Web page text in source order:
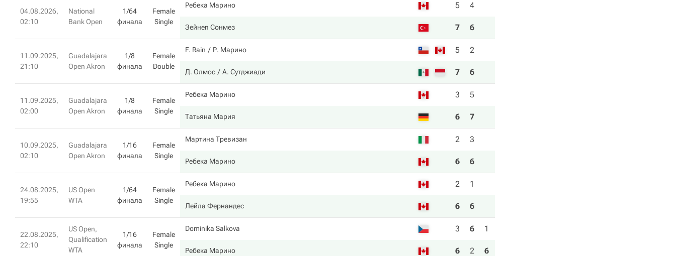
04.08.2026,
02:10
National
Bank Open
1/64
финала
Female
Single
Ребека Марино 5 4
Зейнеп Сонмез 7 6
11.09.2025,
21:10
Guadalajara
Open Akron
1/8
финала
Female
Double
F. Rain Р. Марино 5 2
Д. Олмос А. Сутджиади 7 6
11.09.2025,
02:00
Guadalajara
Open Akron
1/8
финала
Female
Single
Ребека Марино 3 5
Татьяна Мария 6 7
10.09.2025,
02:10
Guadalajara
Open Akron
1/16
финала
Female
Single
Мартина Тревизан 2 3
Ребека Марино 6 6
24.08.2025,
19:55
US Open
WTA
1/64
финала
Female
Single
Ребека Марино 2 1
Лейла Фернандес 6 6
22.08.2025,
22:10
US Open,
Qualification
WTA
1/16
финала
Female
Single
Dominika Salkova 3 6 1
Ребека Марино 6 2 6